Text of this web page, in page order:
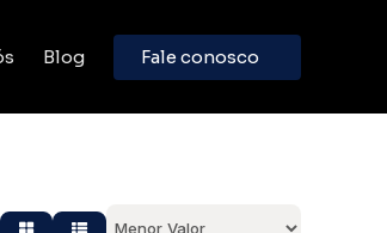
Fale conosco
Blog